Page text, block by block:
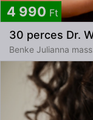
4 990 Ft
30 perces Dr.
Benke Julianna